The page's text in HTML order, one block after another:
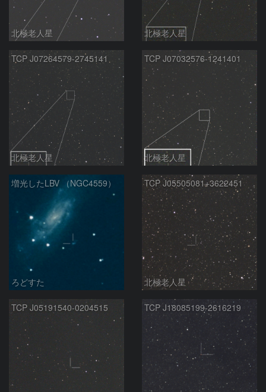
北極老人星 北極老人星
TCP J07264579-2745141
北極老人星
TCP J07032576-1241401
北極老人星
増光したLBV （NGC4559）
ろどすた
TCP J05505081+3622451
北極老人星
TCP J05191540-0204515 TCP J18085199-2616219